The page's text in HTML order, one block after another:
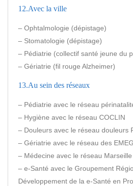
12.Avec la ville
– Ophtalmologie (dépistage)
– Stomatologie (dépistage)
– Pédiatrie (collectif santé jeune du
– Gériatrie (fil rouge Alzheimer)
13.Au sein des réseaux
– Pédiatrie avec le réseau
– Hygiène avec le réseau COCLIN
– Douleurs avec le réseau douleurs
– Gériatrie avec le réseau des EMEG
– Médecine avec le réseau
– e-Santé avec le Groupement
Développement de la e-Santé en